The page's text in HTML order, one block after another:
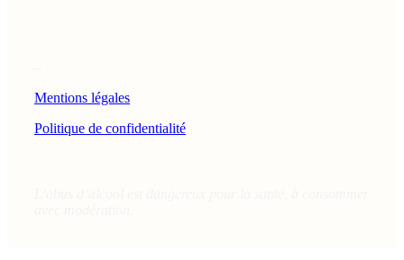
Mentions légales
Politique de confidentialité